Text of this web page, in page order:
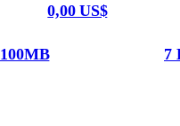
0,00 US$
100MB 7